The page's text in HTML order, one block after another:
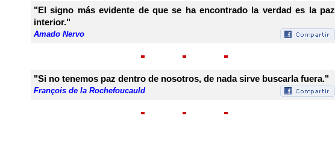
"El signo más evidente de que se ha encontrado la verdad es la paz
interior."
Amado Nervo
"Si no tenemos paz dentro de nosotros, de nada sirve buscarla fuera."
François de la Rochefoucauld